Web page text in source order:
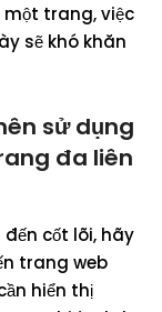
trang, việc
sẽ khó khăn
sử dụng
đa liên
cốt lõi, hãy
trang web
hiển thị